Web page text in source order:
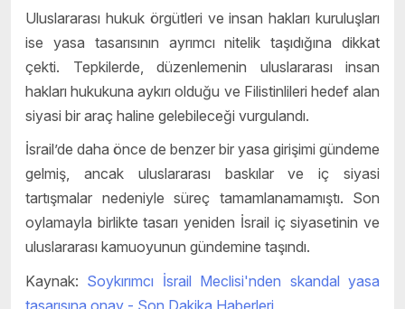
Uluslararası hukuk örgütleri ve insan hakları kuruluşları
ise yasa tasarısının ayrımcı nitelik taşıdığına dikkat
çekti. Tepkilerde, düzenlemenin uluslararası insan
hakları hukukuna aykırı olduğu ve Filistinlileri hedef alan
siyasi bir araç haline gelebileceği vurgulandı.
İsrail’de daha önce de benzer bir yasa girişimi gündeme
gelmiş, ancak uluslararası baskılar ve iç siyasi
tartışmalar nedeniyle süreç tamamlanamamıştı. Son
oylamayla birlikte tasarı yeniden İsrail iç siyasetinin ve
uluslararası kamuoyunun gündemine taşındı.
Kaynak: Soykırımcı İsrail Meclisi'nden skandal yasa
tasarısına onay - Son Dakika Haberleri